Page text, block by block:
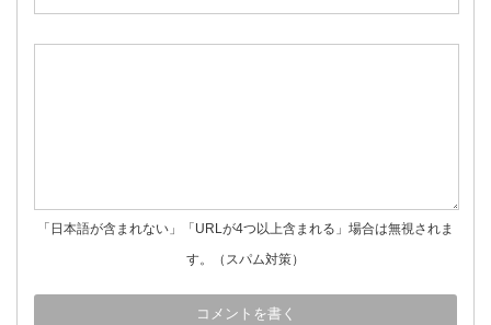
「日本語が含まれない」「URLが4つ以上含まれる」場合は無視されま
す。（スパム対策）